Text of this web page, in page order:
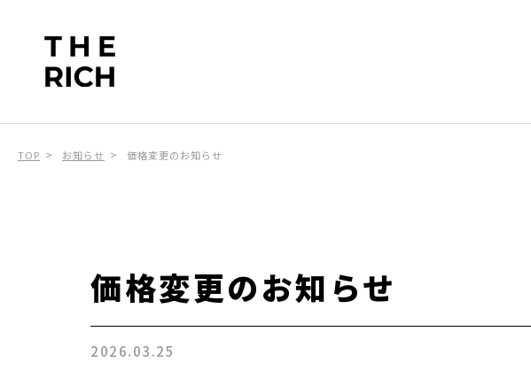
TOP お知らせ 価格変更のお知らせ
価格変更のお知らせ
2026.03.25